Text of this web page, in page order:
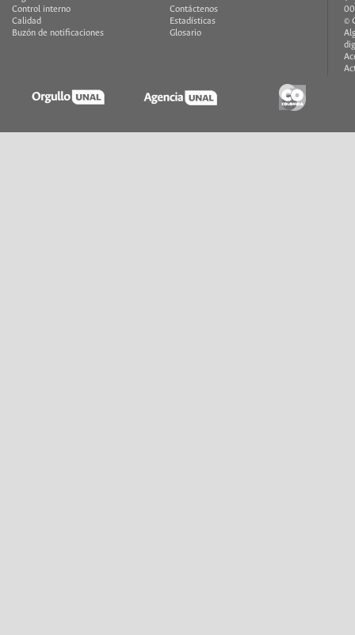
Control interno
Calidad
Buzón de notificaciones
Contáctenos
Estadísticas
Glosario
©